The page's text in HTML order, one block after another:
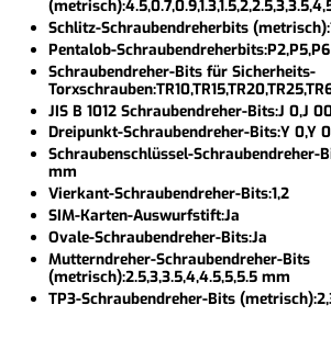
Schlitz-Schraubendreherbits
Pentalob-Schraubendreherbits:P2,P5,P6
Schraubendreher-Bits für Sicherheits-
JIS B 1012 Schraubendreher-Bits:J 0,J
Dreipunkt-Schraubendreher-Bits:Y 0,Y
Schraubenschlüssel-Schraubendreher-
mm
Vierkant-Schraubendreher-Bits:1,2
SIM-Karten-Auswurfstift:Ja
Ovale-Schraubendreher-Bits:Ja
Mutterndreher-Schraubendreher-Bits
(metrisch):2.5,3,3.5,4,4.5,5,5.5 mm
TP3-Schraubendreher-Bits